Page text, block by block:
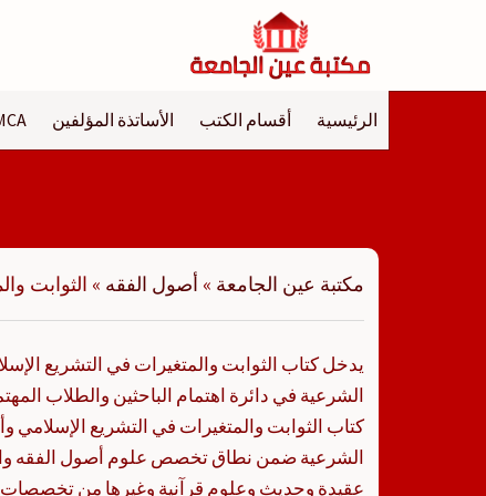
الرئيسية أقسام الكتب الأساتذة المؤلفين
مكتبة عين الجامعة » أصول الفقه » الثوابت
يدخل كتاب الثوابت والمتغيرات في التشريع
الشرعية في دائرة اهتمام الباحثين والطلاب
كتاب الثوابت والمتغيرات في التشريع الإسلامي
الشرعية ضمن نطاق تخصص علوم أصول الفقه
عقيدة وحديث وعلوم قرآنية وغيرها من تخصصات